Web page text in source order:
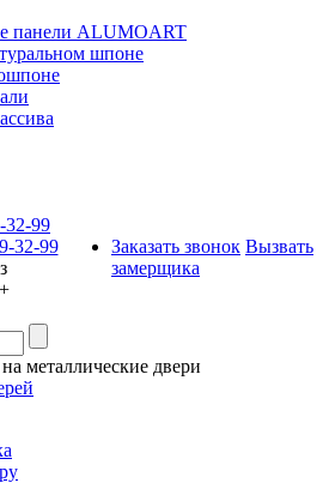
панели ALUMOART
шпоне
32-99
32-99
Заказать звонок Вызвать
замерщика